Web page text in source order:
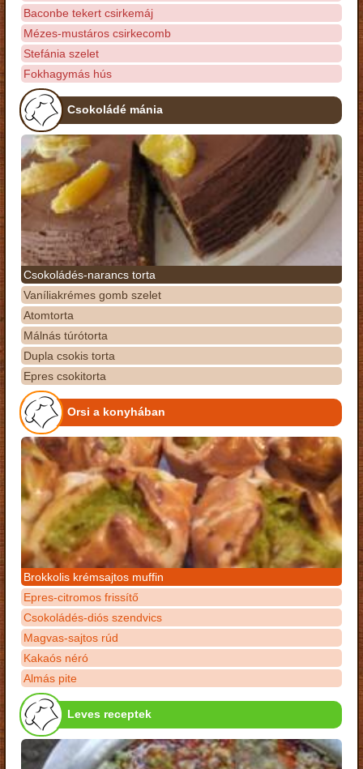
Baconbe tekert csirkemáj
Mézes-mustáros csirkecomb
Stefánia szelet
Fokhagymás hús
Csokoládé mánia
Csokoládés-narancs torta
Vaníliakrémes gomb szelet
Atomtorta
Málnás túrótorta
Dupla csokis torta
Epres csokitorta
Orsi a konyhában
Brokkolis krémsajtos muffin
Epres-citromos frissítő
Csokoládés-diós szendvics
Magvas-sajtos rúd
Kakaós néró
Almás pite
Leves receptek